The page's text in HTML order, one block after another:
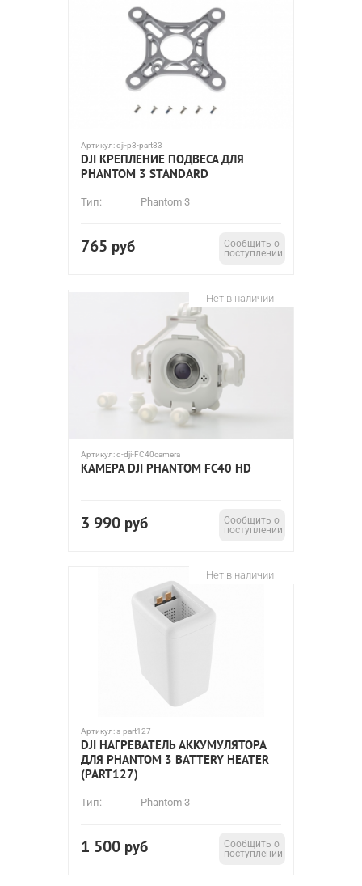
Артикул:dji-p3-part83
DJI КРЕПЛЕНИЕ ПОДВЕСА ДЛЯ
PHANTOM 3 STANDARD
Тип: Phantom 3
765 руб
Сообщить о
поступлении
Нет в наличии
Артикул:d-dji-FC40camera
КАМЕРА DJI PHANTOM FC40 HD
3 990 руб
Сообщить о
поступлении
Нет в наличии
Артикул:s-part127
DJI НАГРЕВАТЕЛЬ АККУМУЛЯТОРА
ДЛЯ PHANTOM 3 BATTERY HEATER
(PART127)
Тип: Phantom 3
1 500 руб
Сообщить о
поступлении